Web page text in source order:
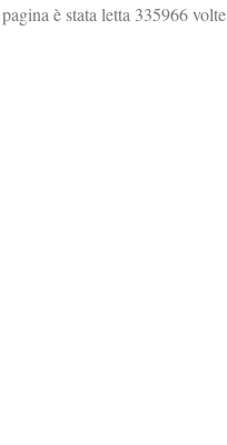
è stata letta 335966 volte